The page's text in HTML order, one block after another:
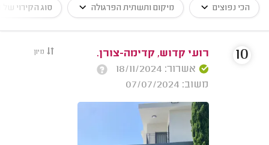
הכי נפוצים מיקום ותשתית הפרגולה סוג הקירוי
מיון
רועי קדוש, קדימה-צורן.
אשרור: 18/11/2024
משוב: 07/07/2024
10